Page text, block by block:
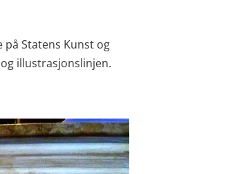
på Statens Kunst og
illustrasjonslinjen.